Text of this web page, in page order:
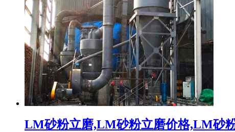
LM砂粉立磨,LM砂粉立磨价格,LM砂